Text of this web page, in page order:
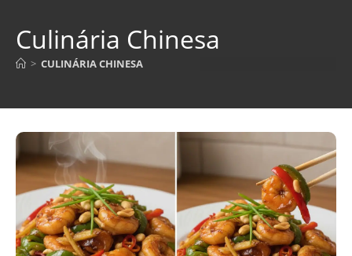
Culinária Chinesa
> CULINÁRIA CHINESA